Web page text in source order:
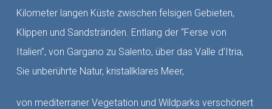
Kilometer langen Küste zwischen felsigen Gebieten,
Klippen und Sandstränden. Entlang der “Ferse von
Italien”, von Gargano zu Salento, über das Valle d’Itria,
Sie unberührte Natur, kristallklares Meer,
von mediterraner Vegetation und Wildparks verschönert